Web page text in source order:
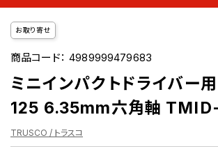
お取り寄せ
商品コード：4989999479683
ミニインパクトドライバー
125 6.35mm六角軸
TRUSCO / トラスコ